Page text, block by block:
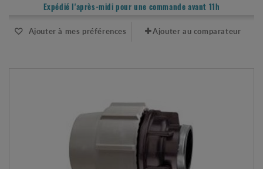
Expédié l'après-midi pour une commande avant 11h
Ajouter à mes préférences Ajouter au comparateur